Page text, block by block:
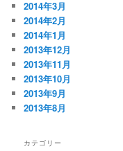
2014年3月
2014年2月
2014年1月
2013年12月
2013年11月
2013年10月
2013年9月
2013年8月
カテゴリー